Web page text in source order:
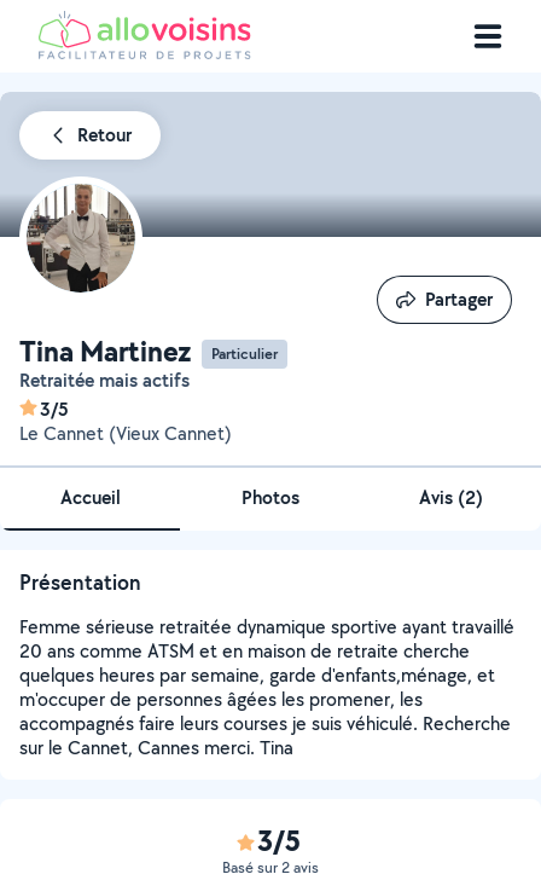
Retour
Tina Martinez Particulier
Retraitée mais actifs
3/5
Le Cannet (Vieux Cannet)
Partager
Partager
Accueil Photos Avis (2)
Présentation
Femme sérieuse retraitée dynamique sportive ayant travaillé
20 ans comme ATSM et en maison de retraite cherche
quelques heures par semaine, garde d'enfants,ménage, et
m'occuper de personnes âgées les promener, les
accompagnés faire leurs courses je suis véhiculé. Recherche
sur le Cannet, Cannes merci. Tina
3/5
Basé sur 2 avis